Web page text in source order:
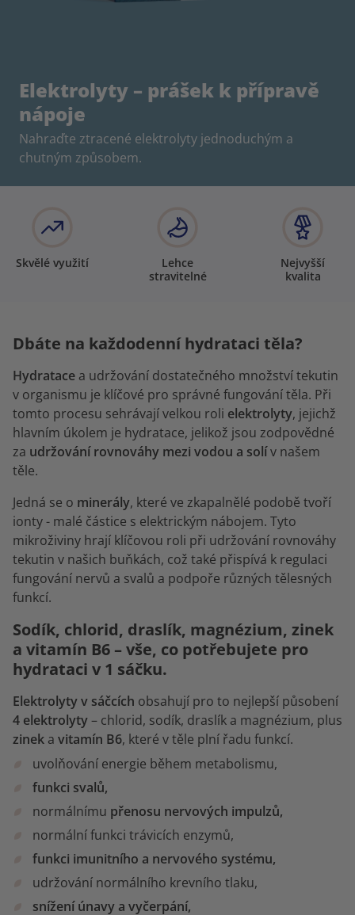
Elektrolyty – prášek k přípravě
nápoje
Nahraďte ztracené elektrolyty jednoduchým a
chutným způsobem.
Skvělé využití
Lehce
stravitelné
Nejvyšší
kvalita
Dbáte na každodenní hydrataci těla?
Hydratace a udržování dostatečného množství tekutin
v organismu je klíčové pro správné fungování těla. Při
tomto procesu sehrávají velkou roli elektrolyty, jejichž
hlavním úkolem je hydratace, jelikož jsou zodpovědné
za udržování rovnováhy mezi vodou a solív našem
těle.
Jedná se o minerály, které ve zkapalnělé podobě tvoří
ionty - malé částice s elektrickým nábojem. Tyto
mikroživiny hrají klíčovou roli při udržování rovnováhy
tekutin v našich buňkách, což také přispívá k regulaci
fungování nervů a svalů a podpoře různých tělesných
funkcí.
Sodík, chlorid, draslík, magnézium, zinek
a vitamín B6 – vše, co potřebujete pro
hydrataci v 1 sáčku.
Elektrolyty v sáčcích obsahují pro to nejlepší působení
4 elektrolyty– chlorid, sodík, draslík a magnézium, plus
zinek a vitamín B6, které v těle plní řadu funkcí.
uvolňování energie během metabolismu,
funkci svalů,
normálnímu přenosu nervových impulzů,
normální funkci trávicích enzymů,
funkci imunitního a nervového systému,
udržování normálního krevního tlaku,
snížení únavy a vyčerpání,